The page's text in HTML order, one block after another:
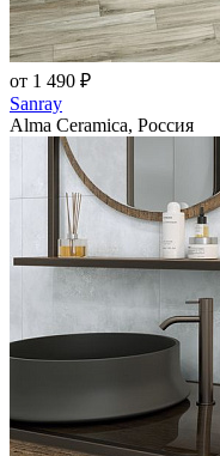
от 1 490 ₽
Sanray
Alma Ceramica, Россия